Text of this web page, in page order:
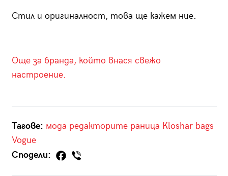
Стил и оригиналност, това ще кажем ние.
Още за бранда, който внася свежо
настроение.
Тагове: мода редакторите раница Кloshar bags
Vogue
Сподели: